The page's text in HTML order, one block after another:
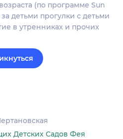
(по программе Sun
детьми прогулки с детьми
в утренниках и прочих
Детских Садов Фея